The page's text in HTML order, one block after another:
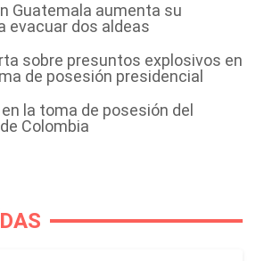
Guatemala aumenta su
evacuar dos aldeas
sobre presuntos explosivos en
de posesión presidencial
la toma de posesión del
Colombia